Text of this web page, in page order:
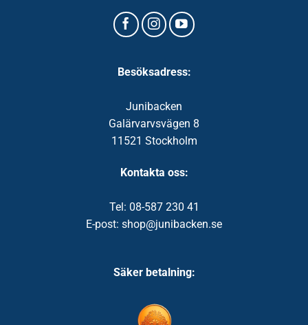
Besöksadress:
Junibacken
Galärvarvsvägen 8
11521 Stockholm
Kontakta oss:
Tel: 08-587 230 41
E-post: shop@junibacken.se
Säker betalning: